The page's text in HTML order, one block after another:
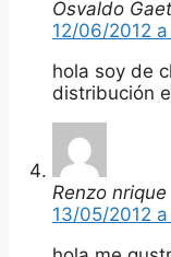
Osvaldo
12/06/2012
hola soy de
distribución
Renzo nrique
13/05/2012